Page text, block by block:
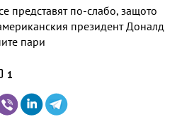
представят по-слабо, защото
президент Доналд
пари
1